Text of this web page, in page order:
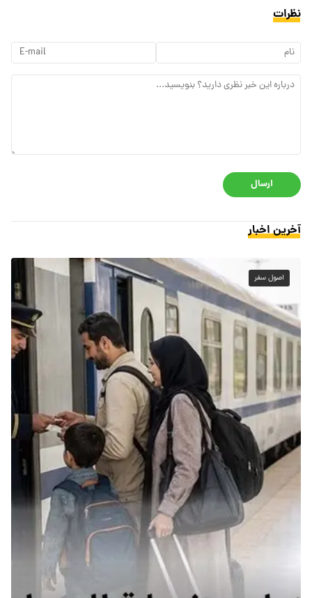
نظرات
ارسال
آخرین اخبار
اصول سفر